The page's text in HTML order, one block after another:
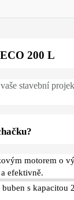
200 L
stavební
motorem o
efektivně.
s kapacitou